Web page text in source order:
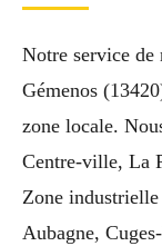
Notre service de
Gémenos
zone locale.
Centre-ville, La
Zone industrielle
Aubagne,